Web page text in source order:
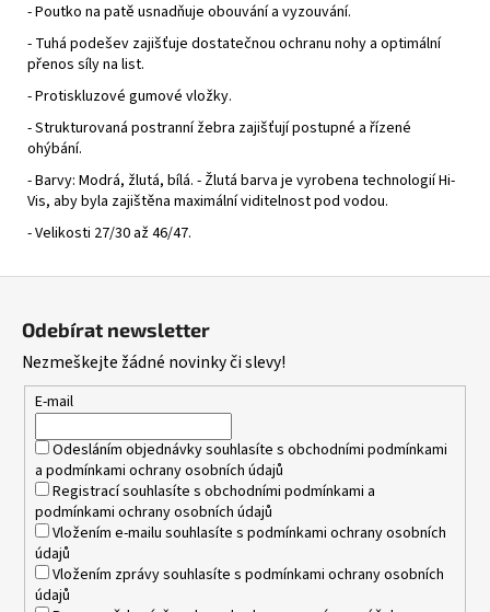
- Poutko na patě usnadňuje obouvání a vyzouvání.
- Tuhá podešev zajišťuje dostatečnou ochranu nohy a optimální
přenos síly na list.
- Protiskluzové gumové vložky.
- Strukturovaná postranní žebra zajišťují postupné a řízené
ohýbání.
- Barvy: Modrá, žlutá, bílá. - Žlutá barva je vyrobena technologií Hi-
Vis, aby byla zajištěna maximální viditelnost pod vodou.
- Velikosti 27/30 až 46/47.
Odebírat newsletter
Nezmeškejte žádné novinky či slevy!
E-mail
Odesláním objednávky souhlasíte s obchodními podmínkami
a podmínkami ochrany osobních údajů
Registrací souhlasíte s obchodními podmínkami a
podmínkami ochrany osobních údajů
Vložením e-mailu souhlasíte s podmínkami ochrany osobních
údajů
Vložením zprávy souhlasíte s podmínkami ochrany osobních
údajů